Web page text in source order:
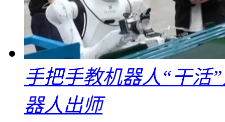
手把手教机器人“干活
器人出师